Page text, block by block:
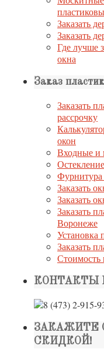
Заказать
Заказать
Где лучше
окна
Заказ
Заказать
рассрочку
окон
Входные и
Фурнитура
Заказать
Заказать
Заказать
Воронеже
Установка
Заказать
Стоимость
КОНТАКТЫ
ЗАКАЖИТЕ
СКИДКОЙ!